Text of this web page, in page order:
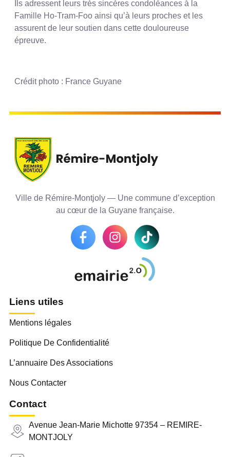
Ils adressent leurs très sincères condoléances à la
Famille Ho-Tram-Foo ainsi qu’à leurs proches et les
assurent de leur soutien dans cette douloureuse
épreuve.
Crédit photo : France Guyane
Ville de Rémire-Montjoly — Une commune d’exception
au cœur de la Guyane française.
Liens utiles
Mentions légales
Politique De Confidentialité
L’annuaire Des Associations
Nous Contacter
Contact
Avenue Jean-Marie Michotte 97354 – REMIRE-
MONTJOLY